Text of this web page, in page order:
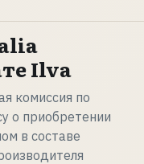
Ilva
комиссия по
о приобретении
в составе